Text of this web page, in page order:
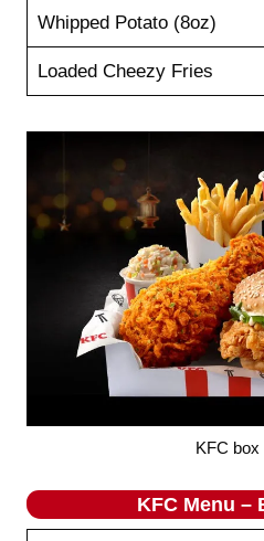
Whipped Potato (8oz)
Loaded Cheezy Fries
KFC box
KFC Menu –